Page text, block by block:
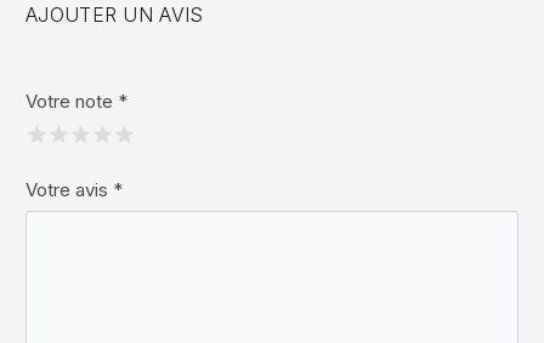
AJOUTER UN AVIS
Votre note *
Votre avis *